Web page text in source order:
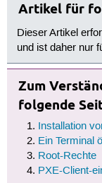
Artikel für
Dieser Artikel
und ist daher nur
Zum
folgende
Installation
Ein Terminal
Root-Rechte
PXE-Client-